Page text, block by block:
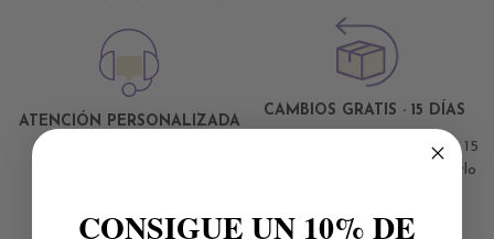
ATENCIÓN PERSONALIZADA
Te ayudamos si lo necesitas
CAMBIOS GRATIS · 15 DÍAS
Si no quedas satisfecha, tienes 15
días para cambiarlo o devolverlo
CONSIGUE UN 10% DE